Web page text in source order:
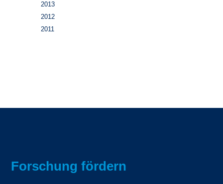
2013
2012
2011
Forschung fördern